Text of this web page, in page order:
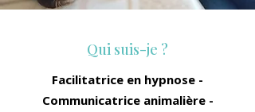
Qui suis-je ?
Facilitatrice en hypnose -
Communicatrice animalière -